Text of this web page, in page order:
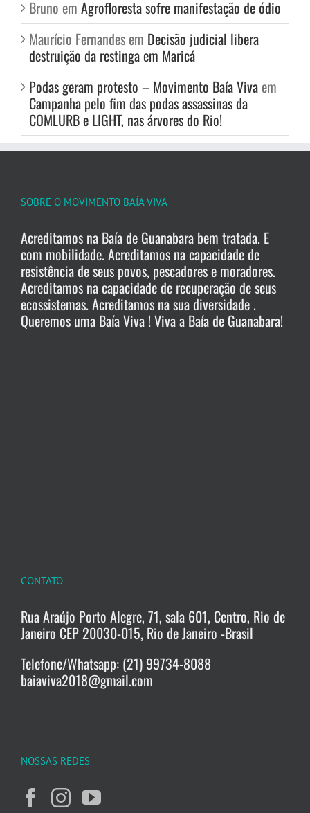
Bruno em Agrofloresta sofre manifestação de ódio
Maurício Fernandes em Decisão judicial libera
destruição da restinga em Maricá
Podas geram protesto – Movimento Baía Viva em
Campanha pelo fim das podas assassinas da
COMLURB e LIGHT, nas árvores do Rio!
SOBRE O MOVIMENTO BAÍA VIVA
Acreditamos na Baía de Guanabara bem tratada. E
com mobilidade. Acreditamos na capacidade de
resistência de seus povos, pescadores e moradores.
Acreditamos na capacidade de recuperação de seus
ecossistemas. Acreditamos na sua diversidade .
Queremos uma Baía Viva ! Viva a Baía de Guanabara!
CONTATO
Rua Araújo Porto Alegre, 71, sala 601, Centro, Rio de
Janeiro CEP 20030-015, Rio de Janeiro -Brasil
Telefone/Whatsapp: (21) 99734-8088
baiaviva2018@gmail.com
NOSSAS REDES